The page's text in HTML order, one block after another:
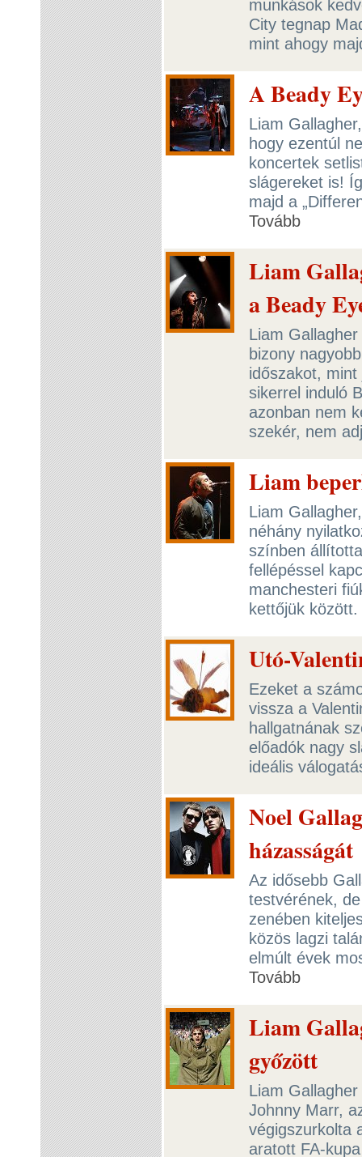
munkások
City tegnap
mint ahogy
A Beady
Liam
hogy ezentúl
koncertek
slágereket is!
majd a
Tovább
Liam
a Beady
Liam
bizony
időszakot,
sikerrel induló
azonban nem
szekér, nem
Liam
Liam
néhány
színben
fellépéssel
manchesteri
kettőjük között.
Utó-
Ezeket a
vissza a
hallgatnának
előadók nagy
ideális
Noel
házasságát
Az idősebb
testvérének,
zenében
közös lagzi
elmúlt évek
Tovább
Liam
győzött
Liam
Johnny Marr,
végigszurkolta
aratott FA-